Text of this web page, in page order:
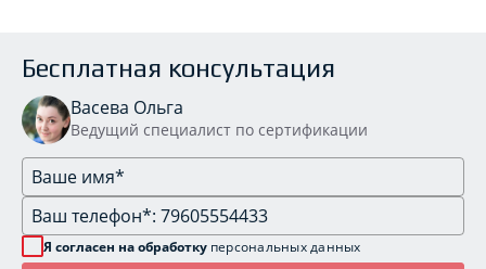
Бесплатная консультация
Васева Ольга
Ведущий специалист по сертификации
Я согласен на обработку персональных данных